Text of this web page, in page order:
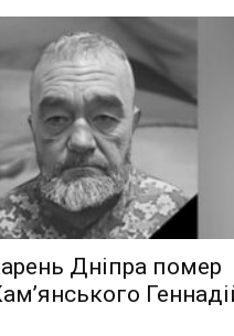
Дніпра помер